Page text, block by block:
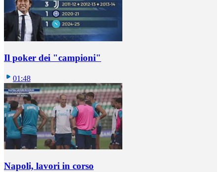
Il poker dei "campioni"
01:48
Napoli, lavori in corso